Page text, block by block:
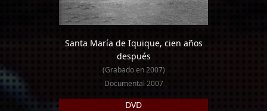
Santa María de Iquique, cien años
después
(Grabado en 2007)
Documental 2007
DVD